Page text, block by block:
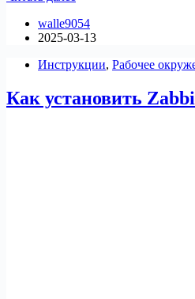
VnStat
PHP
мониторинга
walle9054
2025-03-13
Инструкции, Рабочее
Как установить